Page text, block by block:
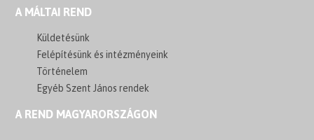
A MÁLTAI REND
Küldetésünk
Felépítésünk és intézményeink
Történelem
Egyéb Szent János rendek
A REND MAGYARORSZÁGON